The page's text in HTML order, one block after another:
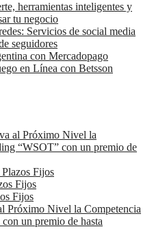
herramientas inteligentes y
tu negocio
Servicios de social media
seguidores
con Mercadopago
en Línea con Betsson
al Próximo Nivel la
“WSOT” con un premio de
Fijos
Fijos
Fijos
Próximo Nivel la Competencia
un premio de hasta